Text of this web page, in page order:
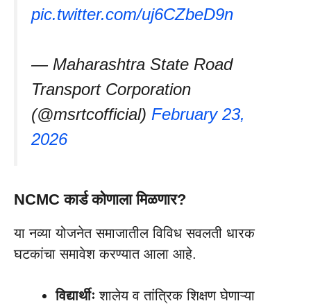
pic.twitter.com/uj6CZbeD9n
— Maharashtra State Road
Transport Corporation
(@msrtcofficial) February 23,
2026
NCMC कार्ड कोणाला मिळणार?
या नव्या योजनेत समाजातील विविध सवलती धारक
घटकांचा समावेश करण्यात आला आहे.
विद्यार्थीः शालेय व तांत्रिक शिक्षण घेणाऱ्या